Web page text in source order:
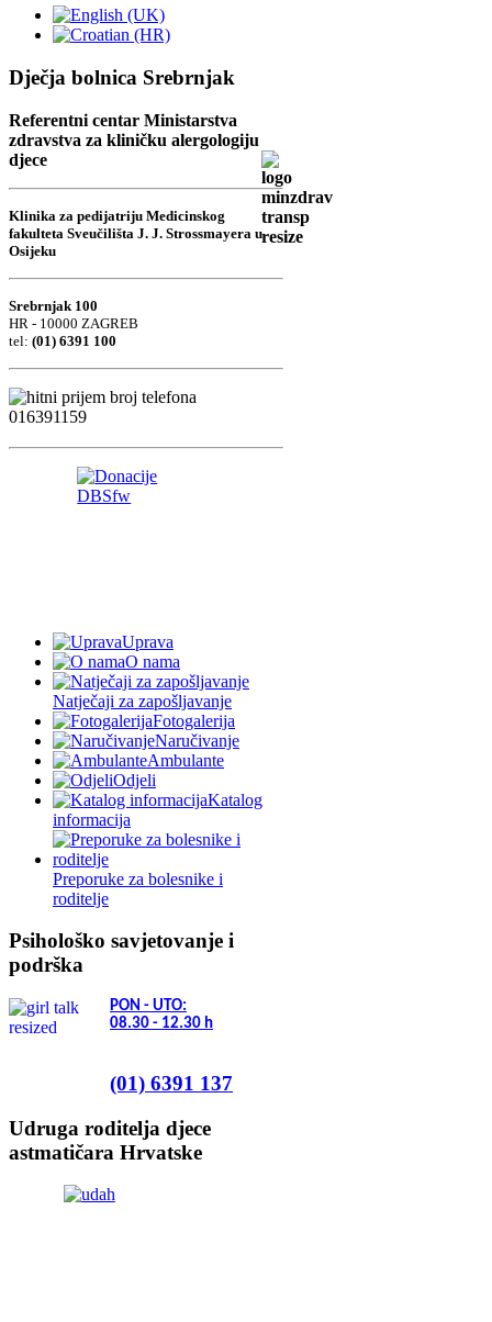
Dječja bolnica Srebrnjak
Referentni centar Ministarstva
zdravstva za kliničku alergologiju
djece
Klinika za pedijatriju Medicinskog
fakulteta Sveučilišta J. J. Strossmayera u
Osijeku
Srebrnjak 100
HR - 10000 ZAGREB
tel: (01) 6391 100
Uprava
O nama
Natječaji za zapošljavanje
Fotogalerija
Naručivanje
Ambulante
Odjeli
Katalog
informacija
Preporuke za bolesnike i
roditelje
Psihološko savjetovanje i
podrška
PON - UTO:
08.30 - 12.30 h
(01) 6391 137
Udruga roditelja djece
astmatičara Hrvatske